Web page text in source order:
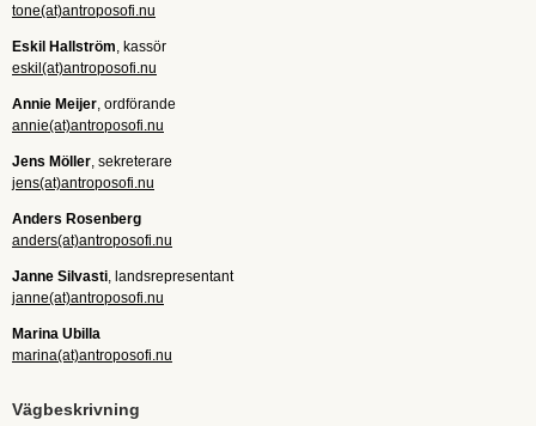
tone(at)antroposofi.nu
Eskil Hallström, kassör
eskil(at)antroposofi.nu
Annie Meijer, ordförande
annie(at)antroposofi.nu
Jens Möller, sekreterare
jens(at)antroposofi.nu
Anders Rosenberg
anders(at)antroposofi.nu
Janne Silvasti, landsrepresentant
janne(at)antroposofi.nu
Marina Ubilla
marina(at)antroposofi.nu
Vägbeskrivning